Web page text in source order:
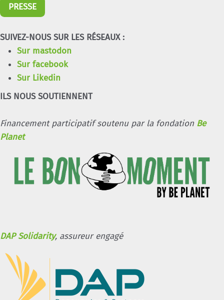
PRESSE
SUIVEZ-NOUS SUR LES RÉSEAUX :
Sur mastodon
Sur facebook
Sur Likedin
ILS NOUS SOUTIENNENT
Financement participatif soutenu par la fondation Be
Planet
DAP Solidarity, assureur engagé